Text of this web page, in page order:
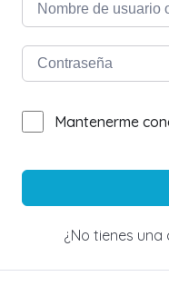
Mantenerme
¿No tienes una